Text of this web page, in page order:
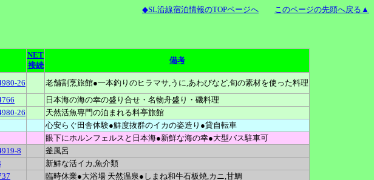
◆SL沿線宿泊情報のTOPページへ このページの先頭へ戻る▲
NET
接続
備考
26
老舗割烹旅館●一本釣りのヒラマサ,うに,あわびなど,旬の素材を使った料理
日本海の海の幸の盛り合せ・名物舟盛り・磯料理
26
天然活魚専門の泊まれる料亭旅館
心安らぐ田舎体験●鮮度抜群のイカの姿造り●貸自転車
眼下にホルンフェルスと日本海●新鮮な海の幸●大型バス駐車可
8
釜風呂
新鮮な活イカ,魚介類
臨時休業●大浴場 天然温泉●しまね和牛石板焼,カニ,甘鯛